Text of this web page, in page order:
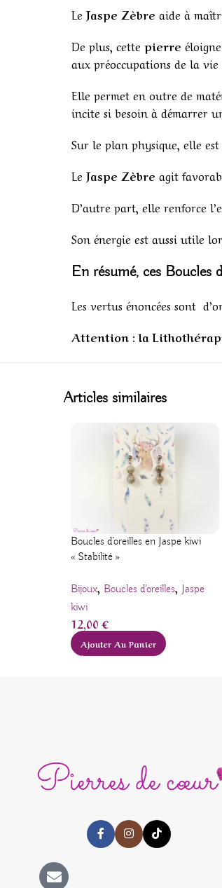
Le Jaspe Zèbre aide à
De plus, cette pierre
aux préoccupations de la
Elle permet en outre de
incite si besoin à démarrer
Sur le plan physique, elle
Le Jaspe Zèbre agit
D’autre part, elle renforce
Son énergie est aussi utile
En résumé, ces Boucles
Les vertus énoncées sont
Attention : la
Articles similaires
Boucles d’oreilles en Jaspe kiwi
« Stabilité »
Bijoux, Boucles d'oreilles, Jaspe
kiwi
12,00€
Ajouter Au Panier